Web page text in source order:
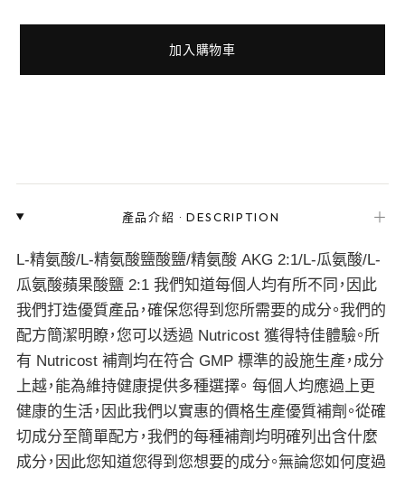
加入購物車
產品介紹 ·DESCRIPTION ＋
L-精氨酸/L-精氨酸鹽酸鹽/精氨酸 AKG 2:1/L-瓜氨酸/L-
瓜氨酸蘋果酸鹽 2:1 我們知道每個人均有所不同，因此
我們打造優質產品，確保您得到您所需要的成分。我們的
配方簡潔明瞭，您可以透過 Nutricost 獲得特佳體驗。所
有 Nutricost 補劑均在符合 GMP 標準的設施生產，成分
上越，能為維持健康提供多種選擇。 每個人均應過上更
健康的生活，因此我們以實惠的價格生產優質補劑。從確
切成分至簡單配方，我們的每種補劑均明確列出含什麼
成分，因此您知道您得到您想要的成分。無論您如何度過